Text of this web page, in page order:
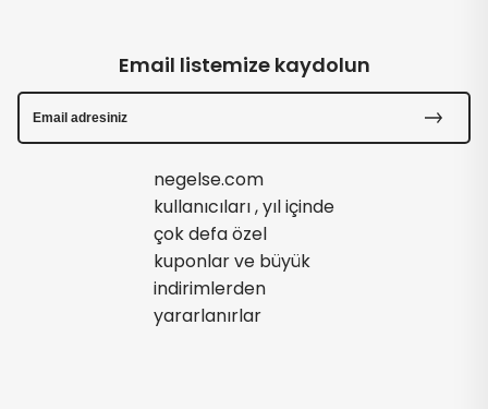
Email listemize kaydolun
negelse.com
kullanıcıları , yıl içinde
çok defa özel
kuponlar ve büyük
indirimlerden
yararlanırlar